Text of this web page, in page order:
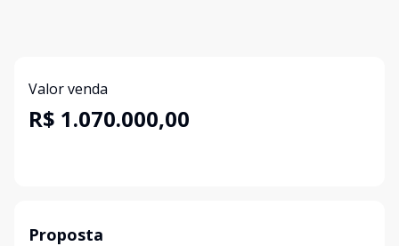
Valor venda
R$ 1.070.000,00
Proposta